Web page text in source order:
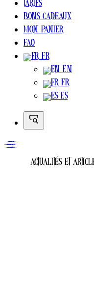
Tarifs
Bons cadeaux
Mon Panier
FAQ
FR
EN
FR
ES
Actualités et